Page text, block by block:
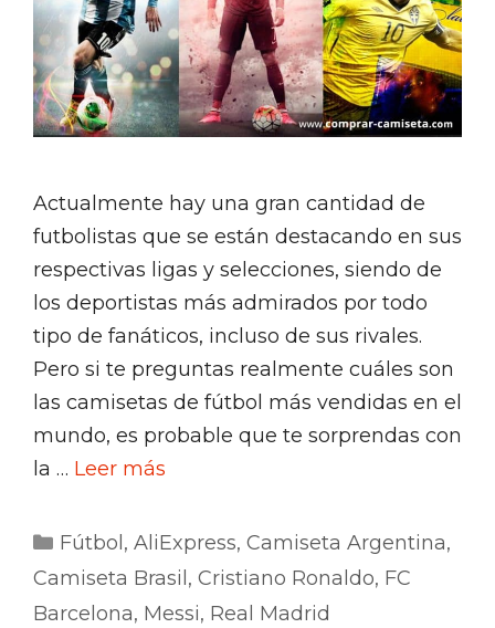
Actualmente hay una gran cantidad de
futbolistas que se están destacando en sus
respectivas ligas y selecciones, siendo de
los deportistas más admirados por todo
tipo de fanáticos, incluso de sus rivales.
Pero si te preguntas realmente cuáles son
las camisetas de fútbol más vendidas en el
mundo, es probable que te sorprendas con
la … Leer más
Categorías
Fútbol , AliExpress, Camiseta Argentina,
Camiseta Brasil , Cristiano Ronaldo, FC
Barcelona, Messi, Real Madrid